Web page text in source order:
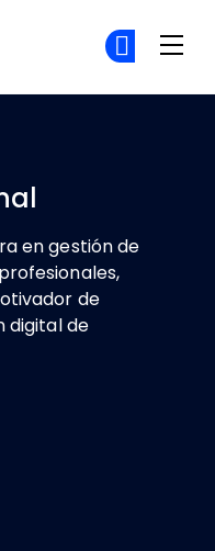
en gestión de
de
digital de